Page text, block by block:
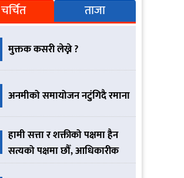
चर्चित ताजा
मुक्तक कसरी लेख्ने ?
अनमीको समायोजन नटुंगिदै रमाना
हामी सत्ता र शक्तीको पक्षमा हैन
सत्यको पक्षमा छौँ, आधिकारीक
नेकपा हामी हौँ :- योगेश भट्टराई